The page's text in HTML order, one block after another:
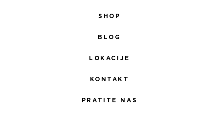
SHOP
BLOG
LOKACIJE
KONTAKT
PRATITE NAS